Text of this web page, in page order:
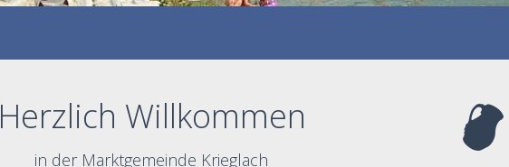
Herzlich Willkommen
in der Marktgemeinde Krieglach